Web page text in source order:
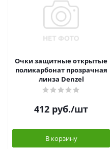
Очки защитные открытые
поликарбонат прозрачная
линза Denzel
412 руб./шт
В корзину